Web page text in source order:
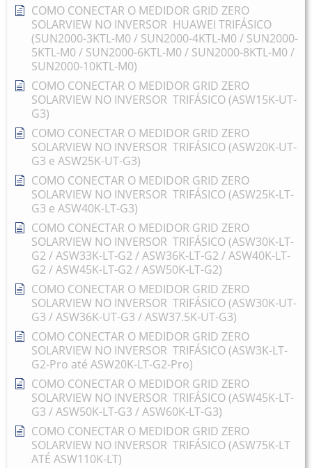
COMO CONECTAR O MEDIDOR GRID ZERO
SOLARVIEW NO INVERSOR HUAWEI TRIFÁSICO
(SUN2000-3KTL-M0 / SUN2000-4KTL-M0 / SUN2000-
5KTL-M0 / SUN2000-6KTL-M0 / SUN2000-8KTL-M0 /
SUN2000-10KTL-M0)
COMO CONECTAR O MEDIDOR GRID ZERO
SOLARVIEW NO INVERSOR TRIFÁSICO (ASW15K-UT-
G3)
COMO CONECTAR O MEDIDOR GRID ZERO
SOLARVIEW NO INVERSOR TRIFÁSICO (ASW20K-UT-
G3 e ASW25K-UT-G3)
COMO CONECTAR O MEDIDOR GRID ZERO
SOLARVIEW NO INVERSOR TRIFÁSICO (ASW25K-LT-
G3 e ASW40K-LT-G3)
COMO CONECTAR O MEDIDOR GRID ZERO
SOLARVIEW NO INVERSOR TRIFÁSICO (ASW30K-LT-
G2 / ASW33K-LT-G2 / ASW36K-LT-G2 / ASW40K-LT-
G2 / ASW45K-LT-G2 / ASW50K-LT-G2)
COMO CONECTAR O MEDIDOR GRID ZERO
SOLARVIEW NO INVERSOR TRIFÁSICO (ASW30K-UT-
G3 / ASW36K-UT-G3 / ASW37.5K-UT-G3)
COMO CONECTAR O MEDIDOR GRID ZERO
SOLARVIEW NO INVERSOR TRIFÁSICO (ASW3K-LT-
G2-Pro até ASW20K-LT-G2-Pro)
COMO CONECTAR O MEDIDOR GRID ZERO
SOLARVIEW NO INVERSOR TRIFÁSICO (ASW45K-LT-
G3 / ASW50K-LT-G3 / ASW60K-LT-G3)
COMO CONECTAR O MEDIDOR GRID ZERO
SOLARVIEW NO INVERSOR TRIFÁSICO (ASW75K-LT
ATÉ ASW110K-LT)